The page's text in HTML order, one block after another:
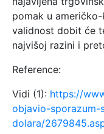
pomak u
validnost dobit će
najvišoj razini i
Reference:
Vidi (1): https://
objavio-
dolara/